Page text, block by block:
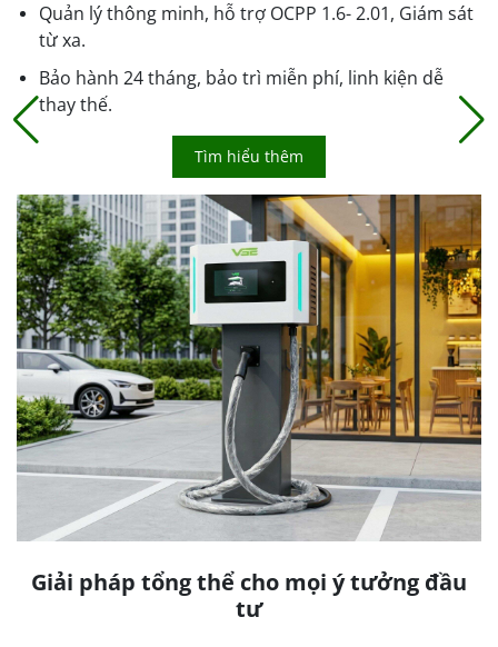
Quản lý thông minh, hỗ trợ OCPP 1.6- 2.01, Giám sát
từ xa.
Bảo hành 24 tháng, bảo trì miễn phí, linh kiện dễ
thay thế.
Tìm hiểu thêm
Giải pháp tổng thể cho mọi ý tưởng đầu
tư